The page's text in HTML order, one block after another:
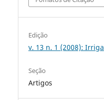
Edição
v. 13 n. 1 (2008): Irriga
Seção
Artigos